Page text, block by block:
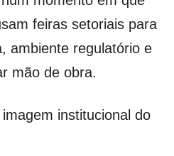
feiras setoriais para
ambiente regulatório e
mão de obra.
institucional do